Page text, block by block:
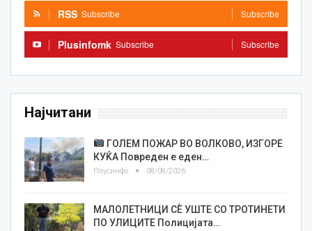
RSS Subscribe Subscribe
Plusinfomk Subscribe Subscribe
Најчитани
ГОЛЕМ ПОЖАР ВО ВОЛКОВО, ИЗГОРЕ
КУЌА Повреден е еден…
Плусинфо 08/08/2026
МАЛОЛЕТНИЦИ СÈ УШТЕ СО ТРОТИНЕТИ
ПО УЛИЦИТЕ Полицијата…